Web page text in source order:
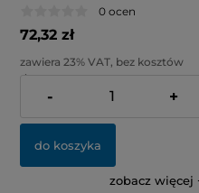
0 ocen
72,32 zł
zawiera 23% VAT, bez kosztów
dostawy
Cena netto:
58,80 zł
- +
do koszyka
zobacz więcej